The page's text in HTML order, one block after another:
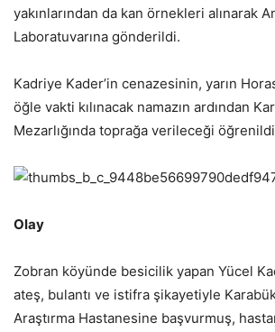
yakınlarından da kan örnekleri alınarak
Laboratuvarına gönderildi.
Kadriye Kader’in cenazesinin, yarın
öğle vakti kılınacak namazın ardından
Mezarlığında toprağa verileceği
Olay
Zobran köyünde besicilik yapan Yücel
ateş, bulantı ve istifra şikayetiyle
Araştırma Hastanesine başvurmuş,